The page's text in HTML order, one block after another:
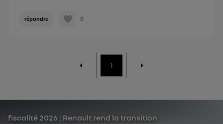
répondre 0
1
fiscalité 2026 : Renault rend la transition